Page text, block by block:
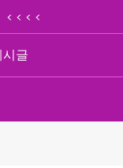
< < < <
글